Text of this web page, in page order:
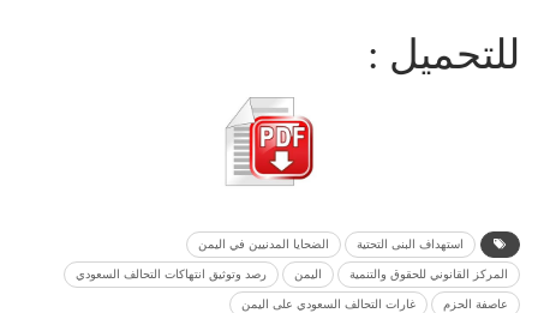
للتحميل :
استهداف البنى التحتية الضحايا المدنيين في اليمن
المركز القانوني للحقوق والتنمية اليمن رصد وتوثيق انتهاكات التحالف السعودي
عاصفة الحزم غارات التحالف السعودي على اليمن